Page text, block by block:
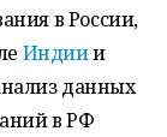
в России,
Индиии
данных
в РФ